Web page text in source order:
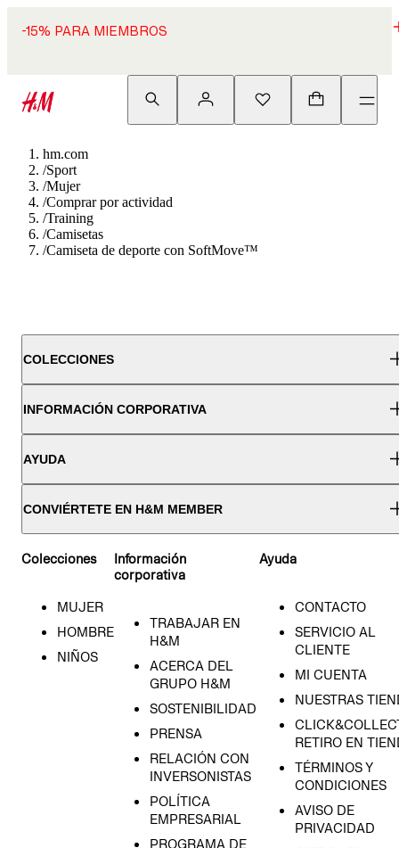
-15% PARA MIEMBROS
hm.com
/Sport
/Mujer
/Comprar por actividad
/Training
/Camisetas
/Camiseta de deporte con SoftMove™
COLECCIONES
INFORMACIÓN CORPORATIVA
AYUDA
CONVIÉRTETE EN H&M MEMBER
Colecciones
MUJER
HOMBRE
NIÑOS
Información
corporativa
TRABAJAR EN
H&M
ACERCA DEL
GRUPO H&M
SOSTENIBILIDAD
PRENSA
RELACIÓN CON
INVERSONISTAS
POLÍTICA
EMPRESARIAL
PROGRAMA DE
Ayuda
CONTACTO
SERVICIO AL
CLIENTE
MI CUENTA
NUESTRAS
RETIRO EN
TÉRMINOS Y
CONDICIONES
AVISO DE
PRIVACIDAD